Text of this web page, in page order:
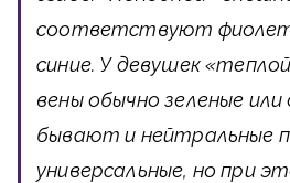
соответствуют
синие. У девушек
вены обычно зеленые или
бывают и нейтральные
универсальные, но при